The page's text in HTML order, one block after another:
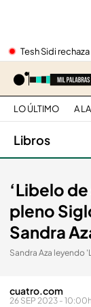
Tesh Sidi
LO ÚLTIMO A
Libros
‘Libelo
pleno
Sandra
Sandra Aza leyendo
cuatro.com
26 SEP 2023 -